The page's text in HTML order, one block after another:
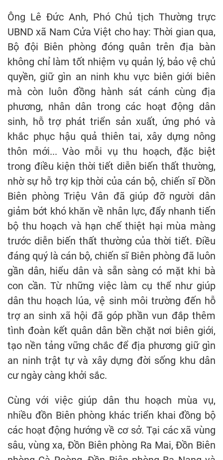
Ông Lê Đức Anh, Phó Chủ tịch Thường trực
UBND xã Nam Cửa Việt cho hay: Thời gian qua,
Bộ đội Biên phòng đóng quân trên địa bàn
không chỉ làm tốt nhiệm vụ quản lý, bảo vệ chủ
quyền, giữ gìn an ninh khu vực biên giới biên
mà còn luôn đồng hành sát cánh cùng địa
phương, nhân dân trong các hoạt động dân
sinh, hỗ trợ phát triển sản xuất, ứng phó và
khắc phục hậu quả thiên tai, xây dựng nông
thôn mới... Vào mỗi vụ thu hoạch, đặc biệt
trong điều kiện thời tiết diễn biến thất thường,
nhờ sự hỗ trợ kịp thời của cán bộ, chiến sĩ Đồn
Biên phòng Triệu Vân đã giúp đỡ người dân
giảm bớt khó khăn về nhân lực, đẩy nhanh tiến
bộ thu hoạch và hạn chế thiệt hại mùa màng
trước diễn biến thất thường của thời tiết. Điều
đáng quý là cán bộ, chiến sĩ Biên phòng đã luôn
gần dân, hiểu dân và sẵn sàng có mặt khi bà
con cần. Từ những việc làm cụ thể như giúp
dân thu hoạch lúa, vệ sinh môi trường đến hỗ
trợ an sinh xã hội đã góp phần vun đắp thêm
tình đoàn kết quân dân bền chặt nơi biên giới,
tạo nền tảng vững chắc để địa phương giữ gìn
an ninh trật tự và xây dựng đời sống khu dân
cư ngày càng khởi sắc.
Cùng với việc giúp dân thu hoạch mùa vụ,
nhiều đồn Biên phòng khác triển khai đồng bộ
các hoạt động hướng về cơ sở. Tại các xã vùng
sâu, vùng xa, Đồn Biên phòng Ra Mai, Đồn Biên